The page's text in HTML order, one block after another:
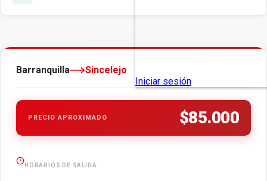
Barranquilla Sincelejo
PRECIO APROXIMADO $85.000
HORARIOS DE SALIDA